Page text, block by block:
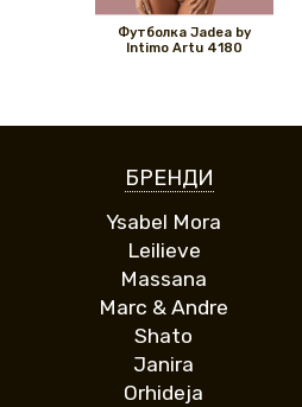
Футболка Jadea by
Intimo Artu 4180
БРЕНДИ
Ysabel Mora
Leilieve
Massana
Marc & Andre
Shato
Janira
Orhideja